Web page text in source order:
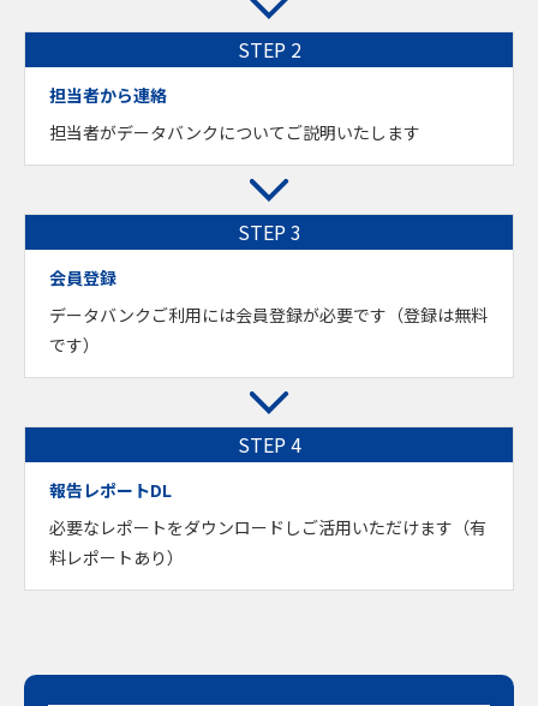
担当者から連絡
担当者がデータバンクについてご説明いたします
会員登録
データバンクご利用には会員登録が必要です（登録は無料
です）
報告レポートDL
必要なレポートをダウンロードしご活用いただけます（有
料レポートあり）